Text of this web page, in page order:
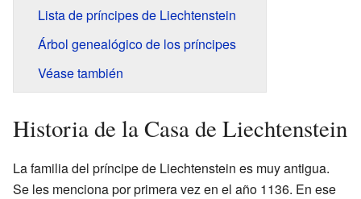
Lista de príncipes de Liechtenstein
Árbol genealógico de los príncipes
Véase también
Historia de la Casa de Liechtenstein
La familia del príncipe de Liechtenstein es muy antigua.
Se les menciona por primera vez en el año 1136. En ese